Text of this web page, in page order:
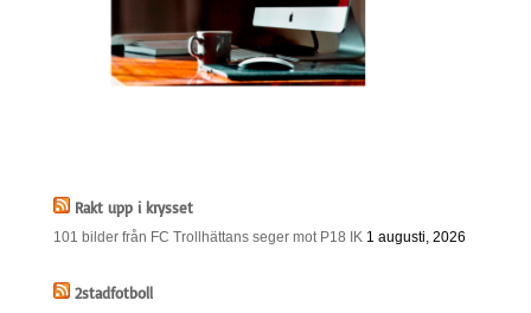
Rakt upp i krysset
101 bilder från FC Trollhättans seger mot P18 IK 1 augusti, 2026
2stadfotboll